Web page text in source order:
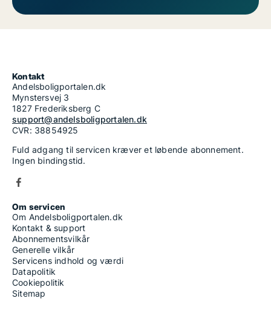
Kontakt
Andelsboligportalen.dk
Mynstersvej 3
1827 Frederiksberg C
support@andelsboligportalen.dk
CVR: 38854925
Fuld adgang til servicen kræver et løbende abonnement.
Ingen bindingstid.
Om servicen
Om Andelsboligportalen.dk
Kontakt & support
Abonnementsvilkår
Generelle vilkår
Servicens indhold og værdi
Datapolitik
Cookiepolitik
Sitemap